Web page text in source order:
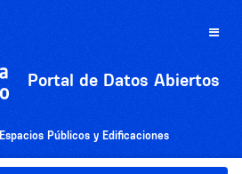
Toggle
Portal de Datos Abiertos
Espacios Públicos y Edificaciones